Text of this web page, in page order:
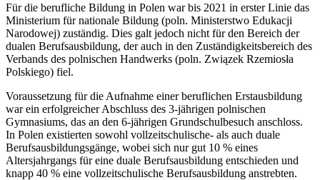
Für die berufliche Bildung in Polen war bis 2021 in erster Linie das
Ministerium für nationale Bildung (poln. Ministerstwo Edukacji
Narodowej) zuständig. Dies galt jedoch nicht für den Bereich der
dualen Berufsausbildung, der auch in den Zuständigkeitsbereich des
Verbands des polnischen Handwerks (poln. Związek Rzemiosła
Polskiego) fiel.
Voraussetzung für die Aufnahme einer beruflichen Erstausbildung
war ein erfolgreicher Abschluss des 3-jährigen polnischen
Gymnasiums, das an den 6-jährigen Grundschulbesuch anschloss.
In Polen existierten sowohl vollzeitschulische- als auch duale
Berufsausbildungsgänge, wobei sich nur gut 10 % eines
Altersjahrgangs für eine duale Berufsausbildung entschieden und
knapp 40 % eine vollzeitschulische Berufsausbildung anstrebten.